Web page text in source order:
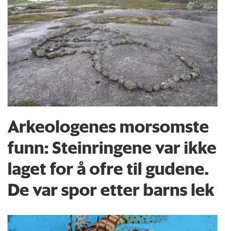
Arkeologenes morsomste
funn: Steinringene var ikke
laget for å ofre til gudene.
De var spor etter barns lek